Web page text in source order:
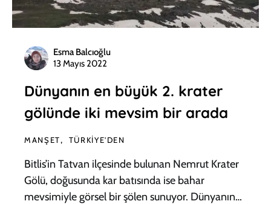
Esma Balcıoğlu
13 Mayıs 2022
Dünyanın en büyük 2. krater
gölünde iki mevsim bir arada
MANŞET TÜRKIYE'DEN
Bitlis’in Tatvan ilçesinde bulunan Nemrut Krater
Gölü, doğusunda kar batısında ise bahar
mevsimiyle görsel bir şölen sunuyor. Dünyanın…